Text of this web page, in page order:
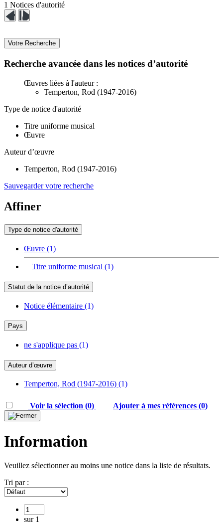
1 Notices d'autorité
Fermer
volet
affinage
Ouvrir
volet
affinage
Votre Recherche
Recherche avancée dans les notices d’autorité
Œuvres liées à l'auteur :
Temperton, Rod (1947-2016)
Type de notice d'autorité
Titre uniforme musical
Œuvre
Auteur d’œuvre
Temperton, Rod (1947-2016)
Sauvegarder votre recherche
Affiner
Type de notice d'autorité
Œuvre (1)
Titre uniforme musical (1)
Statut de la notice d’autorité
Notice élémentaire (1)
Pays
ne s'applique pas (1)
Auteur d’œuvre
Temperton, Rod (1947-2016) (1)
Voir la sélection (0) Ajouter à mes références (0)
Information
Veuillez sélectionner au moins une notice dans la liste de résultats.
Tri par :
sur 1